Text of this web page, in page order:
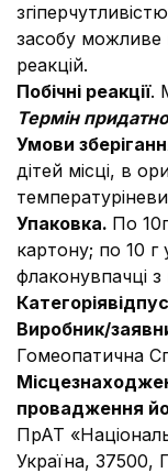
засобу можливе
реакцій.
Побічні реакції.
Термін
Умови
дітей місці, в
Упаковка. По
картону; по 10
флаконувпачці з
Категорія
Виробник/
Гомеопатична
провадження
ПрАТ
Україна, 37500,